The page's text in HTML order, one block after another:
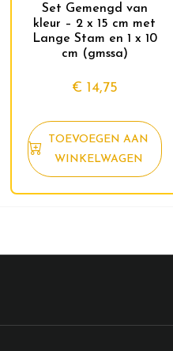
Set Gemengd van
kleur – 2 x 15 cm met
Lange Stam en 1 x 10
cm (gmssa)
€ 14,75
TOEVOEGEN AAN
WINKELWAGEN